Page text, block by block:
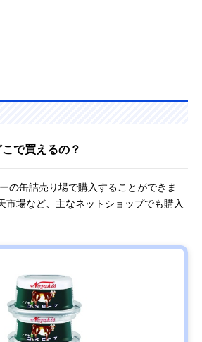
で買えるの？
の缶詰売り場で購入することができま
市場など、主なネットショップでも購入